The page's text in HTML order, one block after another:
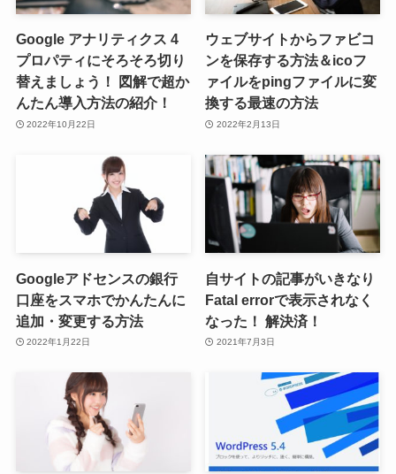
Google アナリティクス 4
プロパティにそろそろ切り
替えましょう！ 図解で超か
んたん導入方法の紹介！
2022年10月22日
ウェブサイトからファビコ
ンを保存する方法＆icoフ
ァイルをpingファイルに変
換する最速の方法
2022年2月13日
Googleアドセンスの銀行
口座をスマホでかんたんに
追加・変更する方法
2022年1月22日
自サイトの記事がいきなり
Fatal errorで表示されなく
なった！ 解決済！
2021年7月3日